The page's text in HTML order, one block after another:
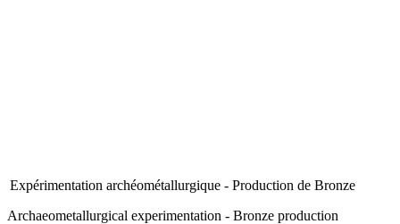
Expérimentation archéométallurgique - Production de Bronze
Archaeometallurgical experimentation - Bronze production